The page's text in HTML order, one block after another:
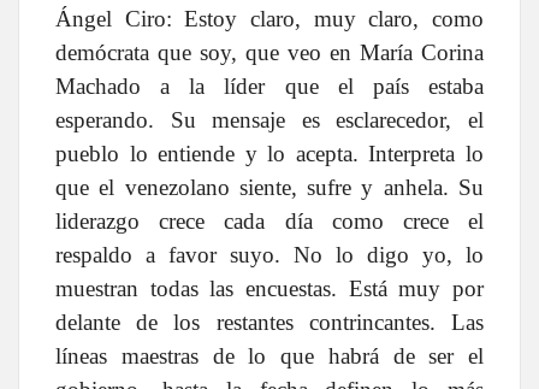
Ángel Ciro: Estoy claro, muy claro, como
demócrata que soy, que veo en María Corina
Machado a la líder que el país estaba
esperando. Su mensaje es esclarecedor, el
pueblo lo entiende y lo acepta. Interpreta lo
que el venezolano siente, sufre y anhela. Su
liderazgo crece cada día como crece el
respaldo a favor suyo. No lo digo yo, lo
muestran todas las encuestas. Está muy por
delante de los restantes contrincantes. Las
líneas maestras de lo que habrá de ser el